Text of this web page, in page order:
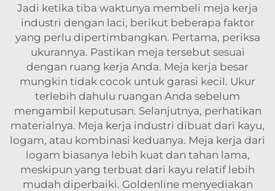
Jadi ketika tiba waktunya membeli meja kerja
industri dengan laci, berikut beberapa faktor
yang perlu dipertimbangkan. Pertama, periksa
ukurannya. Pastikan meja tersebut sesuai
dengan ruang kerja Anda. Meja kerja besar
mungkin tidak cocok untuk garasi kecil. Ukur
terlebih dahulu ruangan Anda sebelum
mengambil keputusan. Selanjutnya, perhatikan
materialnya. Meja kerja industri dibuat dari kayu,
logam, atau kombinasi keduanya. Meja kerja dari
logam biasanya lebih kuat dan tahan lama,
meskipun yang terbuat dari kayu relatif lebih
mudah diperbaiki. Goldenline menyediakan